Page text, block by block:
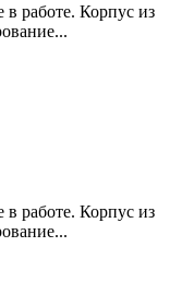
работе. Корпус из
работе. Корпус из